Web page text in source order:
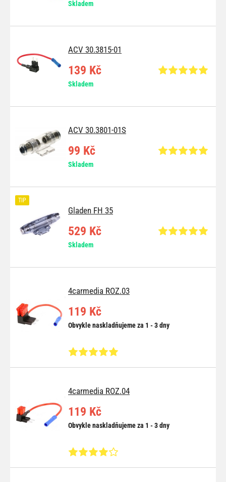
Skladem
ACV 30.3815-01
139 Kč
Skladem
ACV 30.3801-01S
99 Kč
Skladem
Gladen FH 35
TIP
529 Kč
Skladem
4carmedia ROZ.03
119 Kč
Obvykle naskladňujeme za 1 - 3 dny
4carmedia ROZ.04
119 Kč
Obvykle naskladňujeme za 1 - 3 dny